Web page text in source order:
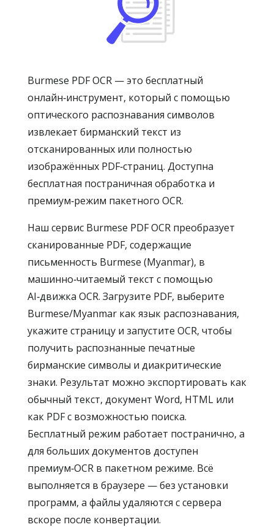
Burmese PDF OCR — это бесплатный
онлайн‑инструмент, который с помощью
оптического распознавания символов
извлекает бирманский текст из
отсканированных или полностью
изображённых PDF‑страниц. Доступна
бесплатная постраничная обработка и
премиум‑режим пакетного OCR.
Наш сервис Burmese PDF OCR преобразует
сканированные PDF, содержащие
письменность Burmese (Myanmar), в
машинно‑читаемый текст с помощью
AI‑движка OCR. Загрузите PDF, выберите
Burmese/Myanmar как язык распознавания,
укажите страницу и запустите OCR, чтобы
получить распознанные печатные
бирманские символы и диакритические
знаки. Результат можно экспортировать как
обычный текст, документ Word, HTML или
как PDF с возможностью поиска.
Бесплатный режим работает постранично, а
для больших документов доступен
премиум‑OCR в пакетном режиме. Всё
выполняется в браузере — без установки
программ, а файлы удаляются с сервера
вскоре после конвертации.